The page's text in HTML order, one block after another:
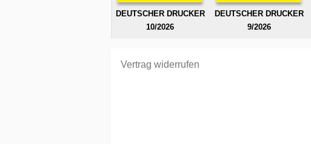
DEUTSCHER DRUCKER
10/2026
DEUTSCHER DRUCKER
9/2026
Vertrag widerrufen